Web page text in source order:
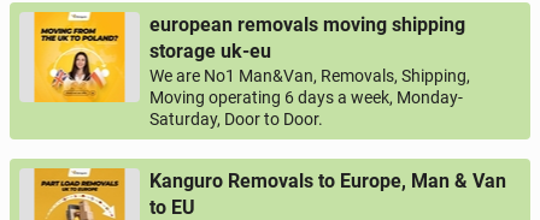
european removals moving shipping
storage uk-eu
We are No1 Man&Van, Removals, Shipping,
Moving operating 6 days a week, Monday-
Saturday, Door to Door.
Kanguro Removals to Europe, Man & Van
to EU